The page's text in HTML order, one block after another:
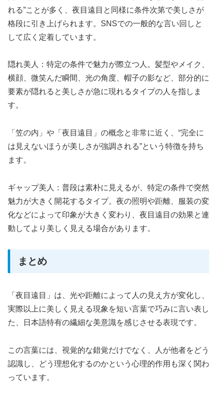
れる”ことが多く、夜目遠目と同様に条件次第で美しさが
格段に引き上げられます。SNSでの一般的な言い回しと
して広く定着しています。
隠れ美人：特定の条件で魅力が際立つ人。髪型やメイク、
横顔、微笑んだ瞬間、光の角度、帽子の影など、部分的に
要素が隠れると美しさが急に現れるタイプの人を指しま
す。
「笠の内」や「夜目遠目」の概念と非常に近く、“完全に
は見えないほうが美しさが強調される”という特徴を持ち
ます。
ギャップ美人：普段は素朴に見えるが、特定の条件で突然
魅力が大きく開花するタイプ。夜の照明や距離、服装の変
化などによって印象が大きく変わり、夜目遠目の効果と連
動してより美しく見える場合があります。
まとめ
「夜目遠目」は、光や距離によって人の見え方が変化し、
実際以上に美しく見える現象を短い言葉で巧みに言い表し
た、日本語特有の繊細な美意識を感じさせる表現です。
この言葉には、視覚的な錯覚だけでなく、人が他者をどう
認識し、どう理想化するのかという心理的作用も深く関わ
っています。